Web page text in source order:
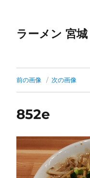
ラーメン 宮城
前の画像 次の画像
852e